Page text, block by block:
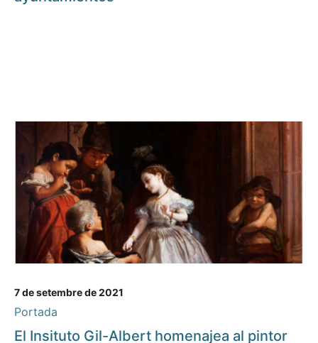
7 de setembre de 2021
Portada
El Insituto Gil-Albert homenajea al pintor